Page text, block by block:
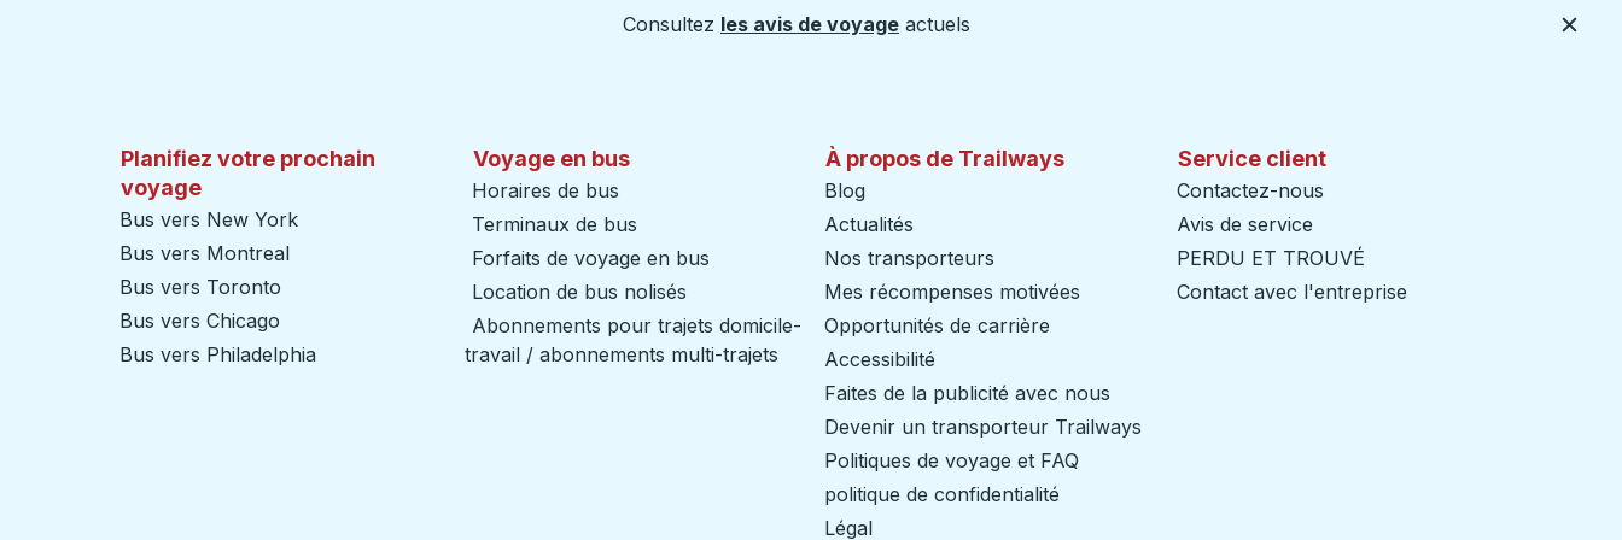
Consultez les avis de voyage actuels
Planifiez votre prochain
voyage
Bus vers New York
Bus vers Montreal
Bus vers Toronto
Bus vers Chicago
Bus vers Philadelphia
Voyage en bus
Horaires de bus
Terminaux de bus
Forfaits de voyage en bus
Location de bus nolisés
Abonnements pour trajets domicile-
travail / abonnements multi-trajets
À propos de Trailways
Blog
Actualités
Nos transporteurs
Mes récompenses motivées
Opportunités de carrière
Accessibilité
Faites de la publicité avec nous
Devenir un transporteur Trailways
Politiques de voyage et FAQ
politique de confidentialité
Légal
Service client
Contactez-nous
Avis de service
PERDU ET TROUVÉ
Contact avec l'entreprise